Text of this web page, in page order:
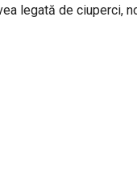
legată de ciuperci,